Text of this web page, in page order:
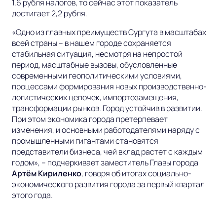
1,6 рубля налогов, то сейчас этот показатель
достигает 2,2 рубля.
«Одно из главных преимуществ Сургута в масштабах
всей страны – в нашем городе сохраняется
стабильная ситуация, несмотря на непростой
период, масштабные вызовы, обусловленные
современными геополитическими условиями,
процессами формирования новых производственно-
логистических цепочек, импортозамещения,
трансформации рынков. Город устойчив в развитии.
При этом экономика города претерпевает
изменения, и основными работодателями наряду с
промышленными гигантами становятся
представители бизнеса, чей вклад растет с каждым
годом», – подчеркиваетзаместитель Главы города
Артём Кириленко, говоря об итогах социально-
экономического развития города за первый квартал
этого года.